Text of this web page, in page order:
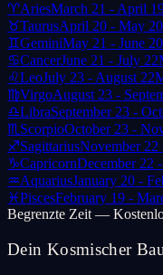
♈AriesMarch 21 - April
♉TaurusApril 20 - May 20
♊GeminiMay 21 - June 20
♋CancerJune 21 - July 22
♌LeoJuly 23 - August 22
♍VirgoAugust 23 -
♎LibraSeptember 23 -
♏ ScorpioOctober 23 -
♐SagittariusNovember 22
♑CapricornDecember 22
♒AquariusJanuary 20 -
♓PiscesFebruary 19 -
Begrenzte Zeit —
Dein Kosmischer